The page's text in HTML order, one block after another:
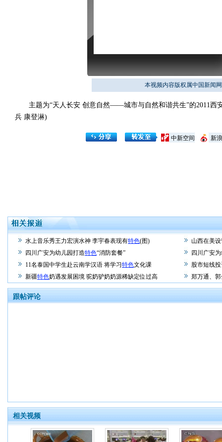
本视频内容版权属中国新闻
主题为“天人长安 创意自然——城市与自然和谐共生”的2011西
兵 康登淋)
新
中新空间
水上音乐秀王力宏演水神 李宇春表现有特色(图)
山西在美
四川广安为幼儿园打造特色“消防套餐”
四川广安
11名泰国中学生赴云南学汉语 将学习 特色文化课
股市短线
新疆特色奶遇发展困境 驼奶驴奶奶源稀缺定位过高 郑万通、
跟帖评论
相关视频